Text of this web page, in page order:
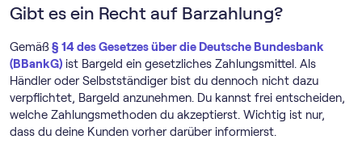
Gibt es ein Recht auf Barzahlung?
Gemäß§ 14 des Gesetzes über die Deutsche Bundesbank
(BBankG) ist Bargeld ein gesetzliches Zahlungsmittel. Als
Händler oder Selbstständiger bist du dennoch nicht dazu
verpflichtet, Bargeld anzunehmen. Du kannst frei entscheiden,
welche Zahlungsmethoden du akzeptierst. Wichtig ist nur,
dass du deine Kunden vorher darüber informierst.